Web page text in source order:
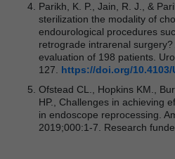
Parikh, K. P., Jain, R. J., &
sterilization the modality of
endourological procedures
retrograde intrarenal
evaluation of 198 patients.
127. https://doi.org/10.4103/
Ofstead CL., Hopkins KM.,
HP., Challenges in achieving
in endoscope reprocessing.
2019;000:1-7. Research